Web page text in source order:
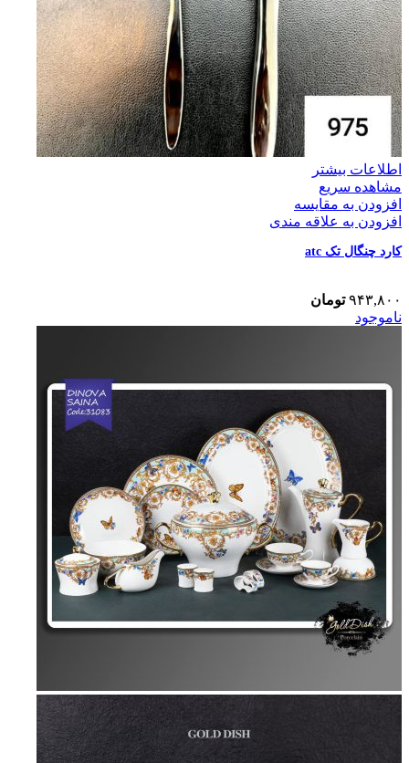
اطلاعات بیشتر
مشاهده سریع
افزودن به مقایسه
افزودن به علاقه مندی
کارد چنگال تک atc
۹۴۳,۸۰۰ تومان
ناموجود